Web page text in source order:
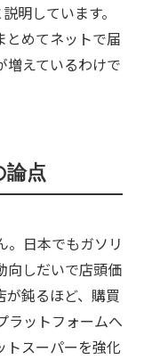
明しています。
とめてネットで届
増えているわけで
論点
。日本でもガソリ
向しだいで店頭価
鈍るほど、購買
ラットフォームへ
トスーパーを強化